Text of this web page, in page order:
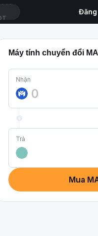
Đăng
Máy tính chuyển đổi
Nhận
Trả
Mua